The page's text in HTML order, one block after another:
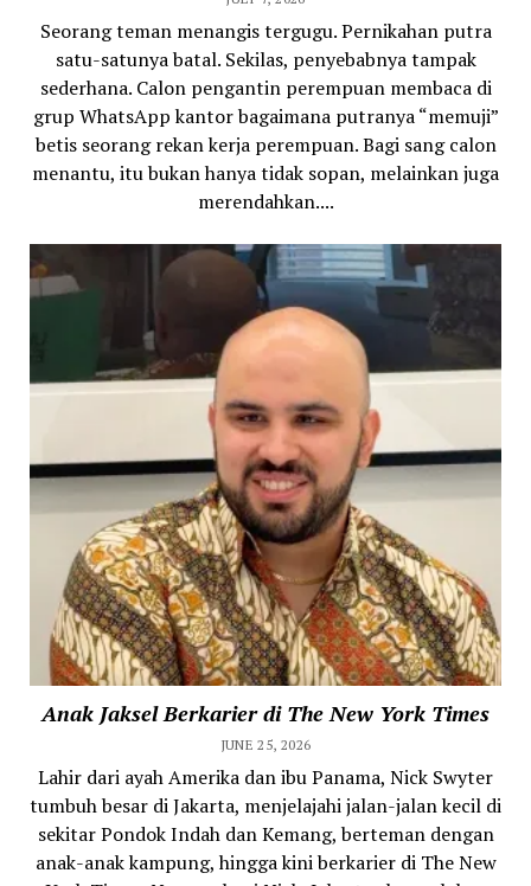
Seorang teman menangis tergugu. Pernikahan putra
satu-satunya batal. Sekilas, penyebabnya tampak
sederhana. Calon pengantin perempuan membaca di
grup WhatsApp kantor bagaimana putranya “memuji”
betis seorang rekan kerja perempuan. Bagi sang calon
menantu, itu bukan hanya tidak sopan, melainkan juga
merendahkan....
Anak Jaksel Berkarier di The New York Times
JUNE 25, 2026
Lahir dari ayah Amerika dan ibu Panama, Nick Swyter
tumbuh besar di Jakarta, menjelajahi jalan-jalan kecil di
sekitar Pondok Indah dan Kemang, berteman dengan
anak-anak kampung, hingga kini berkarier di The New